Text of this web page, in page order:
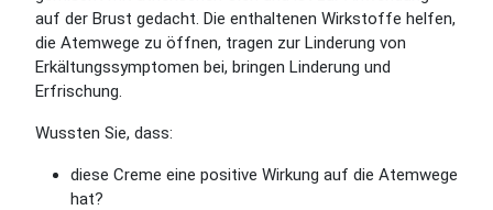
auf der Brust gedacht. Die enthaltenen Wirkstoffe helfen,
die Atemwege zu öffnen, tragen zur Linderung von
Erkältungssymptomen bei, bringen Linderung und
Erfrischung.
Wussten Sie, dass:
diese Creme eine positive Wirkung auf die Atemwege
hat?